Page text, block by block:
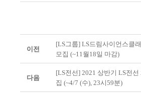
이전
[LS그룹] LS드림사이언스클
모집 (~11월18일 마감)
다음
[LS전선] 2021 상반기 LS전
집 (~4/7 (수), 23시59분)